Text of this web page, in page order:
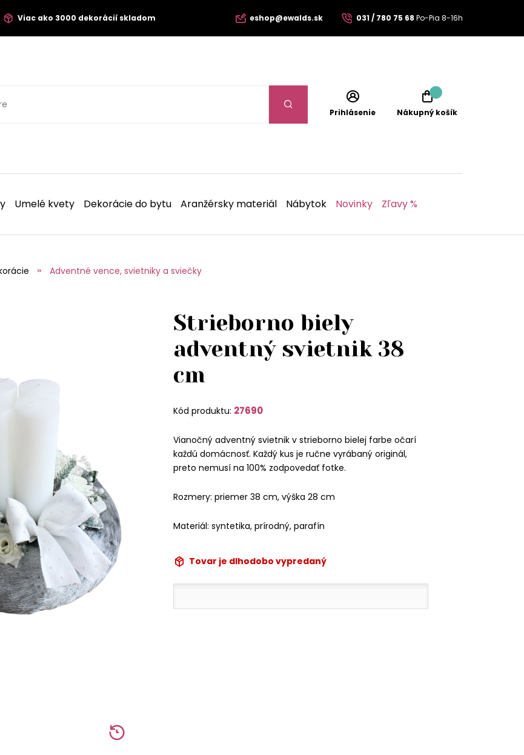
Viac ako 3000 dekorácií skladom eshop@ewalds.sk 031 / 780 75 68 Po-Pia 8-16h
Prihlásenie Nákupný košík
Umelé kvety Dekorácie do bytu Aranžérsky materiál Nábytok Novinky Zľavy %
Adventné vence, svietniky a sviečky
Strieborno biely
adventný svietnik 38
cm
Kód produktu: 27690
Vianočný adventný svietnik v strieborno bielej farbe očarí
každú domácnosť. Každý kus je ručne vyrábaný originál,
preto nemusí na 100% zodpovedať fotke.
Rozmery: priemer 38 cm, výška 28 cm
Materiál: syntetika, prírodný, parafín
Tovar je dlhodobo vypredaný